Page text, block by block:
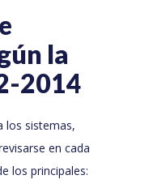
la
2014
los sistemas,
en cada
los principales: